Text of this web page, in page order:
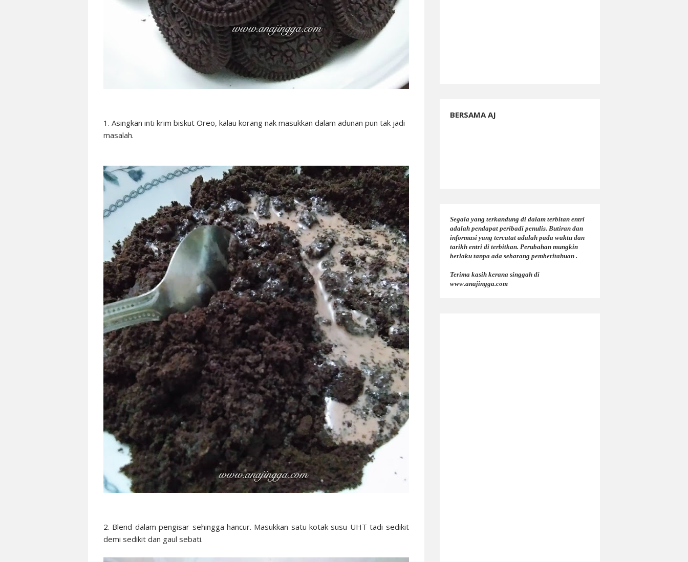
1. Asingkan inti krim biskut Oreo, kalau korang nak masukkan dalam adunan pun tak jadi
masalah.
2. Blend dalam pengisar sehingga hancur. Masukkan satu kotak susu UHT tadi sedikit
demi sedikit dan gaul sebati.
BERSAMA AJ
Segala yang terkandung di dalam terbitan entri
adalah pendapat peribadi penulis. Butiran dan
informasi yang tercatat adalah pada waktu dan
tarikh entri di terbitkan. Perubahan mungkin
berlaku tanpa ada sebarang pemberitahuan .
Terima kasih kerana singgah di
www.anajingga.com